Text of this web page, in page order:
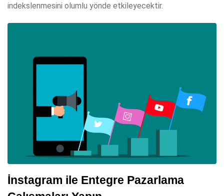
indekslenmesini olumlu yönde etkileyecektir.
İnstagram ile Entegre Pazarlama